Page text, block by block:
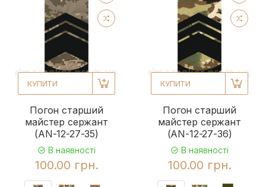
КУПИТИ
Погон старший
майстер сержант
(AN-12-27-35)
В наявності
100.00 грн.
КУПИТИ
Погон старший
майстер сержант
(AN-12-27-36)
В наявності
100.00 грн.